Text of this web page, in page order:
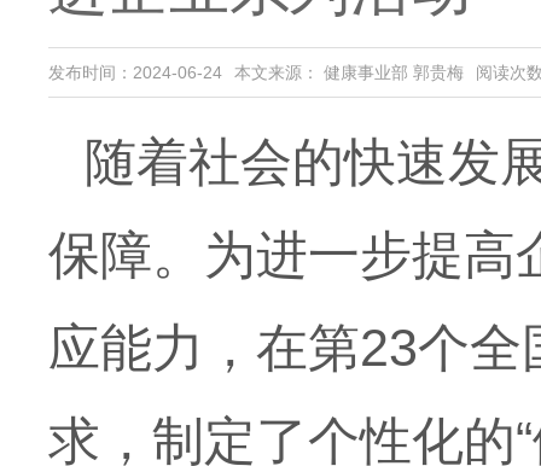
发布时间：2024-06-24 本文来源： 健康事业部 郭贵梅 阅读次
随着社会的快速发
保障。为进一步提高
应能力，在第23个全
求，制定了个性化的